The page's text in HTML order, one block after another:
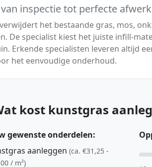
inspectie tot perfecte
het bestaande gras, mos,
De specialist kiest het juiste infill-
Erkende specialisten leveren altijd
het eenvoudige onderhoud.
kost kunstgras
gewenste onderdelen:
aanleggen (ca. €31,25 -
/ m²)